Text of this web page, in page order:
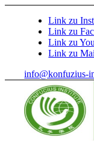
Link zu
Link zu
Link zu
Link zu
info@konfuzius-